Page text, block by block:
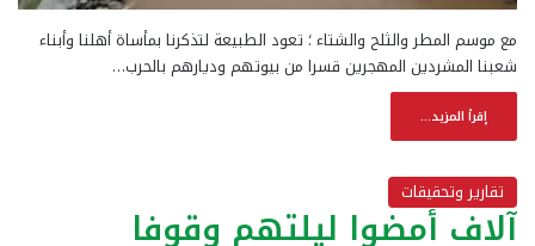
مع موسم المطر والثلح والشتاء ؛ تعود الطبيعة لتذكرنا بمأساة أهلنا وأبناء
شعبنا المشردين المهجرين قسرا من بيوتهم وديارهم بالحرب…
إقرأ المزيد...
تقارير وتحقيقات
آلاف أمضوا ليلتهم وقوفا